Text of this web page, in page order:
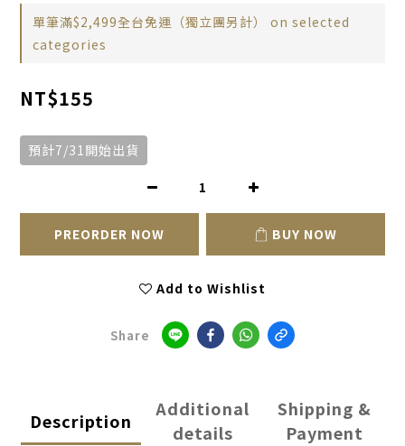
單筆滿$2,499全台免運（獨立團另計） on selected
categories
NT$155
預計7/31開始出貨
PREORDER NOW BUY NOW
Add to Wishlist
Share
Description
Additional
details
Shipping &
Payment